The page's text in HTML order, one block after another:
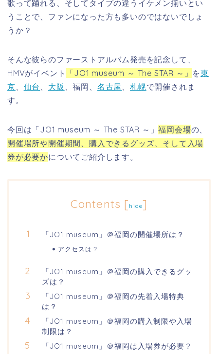
歌って踊れる、そしてタイプの違うイケメン揃いとい
うことで、ファンになった方も多いのではないでしょ
うか？
そんな彼らのファーストアルバム発売を記念して、
HMVがイベント
「JO1 museum ～ The STAR ～」 を東
京
仙台 大阪 、福岡、 名古屋 、札幌で開催されま
す。
今回は 「JO1 museum ～ The STAR ～」福岡会場の、
開催場所や開催期間、購入できるグッズ、そして入場
券が必要かについてご紹介します。
Contents [ hide]
「JO1 museum」＠福岡の開催場所は？
アクセスは？
「JO1 museum」＠福岡の購入できるグッ
ズは？
「JO1 museum」＠福岡の先着入場特典
は？
「JO1 museum」＠福岡の購入制限や入場
制限は？
「JO1 museum」＠福岡は入場券が必要？